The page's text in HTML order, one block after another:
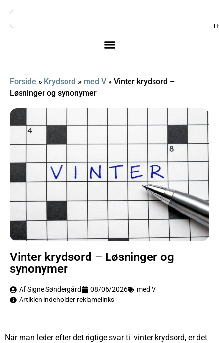
Forside » Krydsord » med V » Vinter krydsord –
Løsninger og synonymer
Vinter krydsord – Løsninger og
synonymer
Af Signe Søndergård 08/06/2026
med V
Artiklen indeholder reklamelinks
Når man leder efter det rigtige svar til vinter krydsord, er det